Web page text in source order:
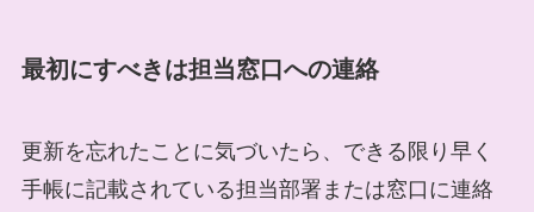
最初にすべきは担当窓口への連絡
更新を忘れたことに気づいたら、できる限り早く
手帳に記載されている担当部署または窓口に連絡